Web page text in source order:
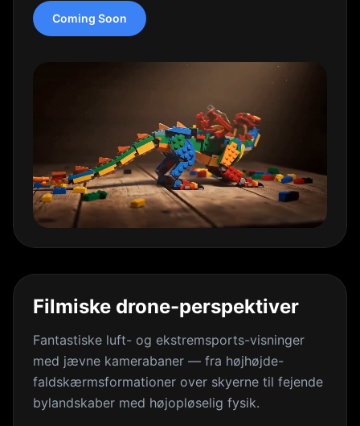
Coming Soon
Filmiske drone-perspektiver
Fantastiske luft- og ekstremsports-visninger
med jævne kamerabaner — fra højhøjde-
faldskærmsformationer over skyerne til fejende
bylandskaber med højopløselig fysik.